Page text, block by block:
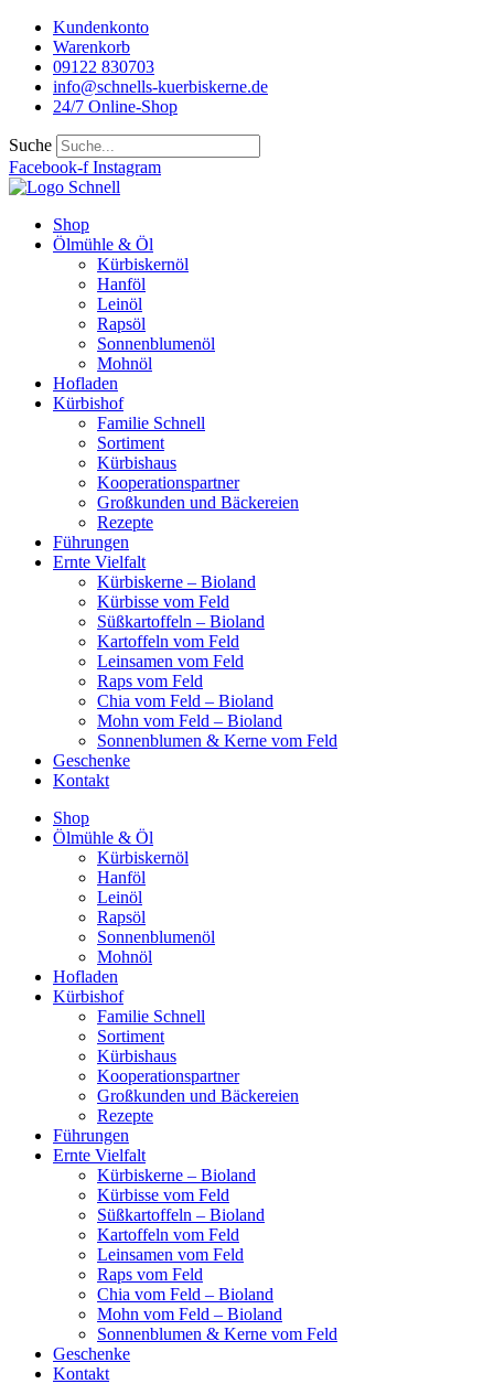
Kundenkonto
Warenkorb
09122 830703
info@schnells-kuerbiskerne.de
24/7 Online-Shop
Suche
Facebook-f Instagram
Shop
Ölmühle & Öl
Kürbiskernöl
Hanföl
Leinöl
Rapsöl
Sonnenblumenöl
Mohnöl
Hofladen
Kürbishof
Familie Schnell
Sortiment
Kürbishaus
Kooperationspartner
Großkunden und Bäckereien
Rezepte
Führungen
Ernte Vielfalt
Kürbiskerne – Bioland
Kürbisse vom Feld
Süßkartoffeln – Bioland
Kartoffeln vom Feld
Leinsamen vom Feld
Raps vom Feld
Chia vom Feld – Bioland
Mohn vom Feld – Bioland
Sonnenblumen & Kerne vom Feld
Geschenke
Kontakt
Shop
Ölmühle & Öl
Kürbiskernöl
Hanföl
Leinöl
Rapsöl
Sonnenblumenöl
Mohnöl
Hofladen
Kürbishof
Familie Schnell
Sortiment
Kürbishaus
Kooperationspartner
Großkunden und Bäckereien
Rezepte
Führungen
Ernte Vielfalt
Kürbiskerne – Bioland
Kürbisse vom Feld
Süßkartoffeln – Bioland
Kartoffeln vom Feld
Leinsamen vom Feld
Raps vom Feld
Chia vom Feld – Bioland
Mohn vom Feld – Bioland
Sonnenblumen & Kerne vom Feld
Geschenke
Kontakt